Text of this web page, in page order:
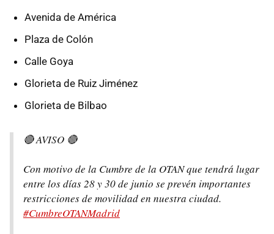
Avenida de América
Plaza de Colón
Calle Goya
Glorieta de Ruiz Jiménez
Glorieta de Bilbao
🔴 AVISO 🔴
Con motivo de la Cumbre de la OTAN que tendrá lugar
entre los días 28 y 30 de junio se prevén importantes
restricciones de movilidad en nuestra ciudad.
#CumbreOTANMadrid